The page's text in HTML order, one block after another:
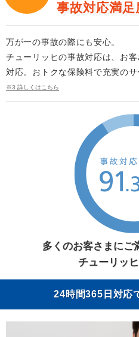
事故対応満足
万が一の事故の際にも安心。
チューリッヒの事故対応は、お
対応。おトクな保険料で充実のサ
※3 詳しくはこちら
多くのお客さまにご
チューリッ
24時間365日対応